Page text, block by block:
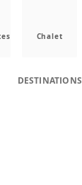
Chalet
DESTINATIONS